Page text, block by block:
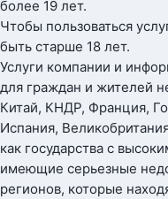
более 19 лет.
Чтобы пользоваться
быть старше 18 лет.
Услуги компании и
для граждан и жителей
Китай, КНДР, Франция,
Испания,
как государства с
имеющие серьезные
регионов, которые